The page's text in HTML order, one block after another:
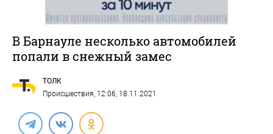
В Барнауле несколько автомобилей
попали в снежный замес
ТОЛК
Происшествия, 12:06, 18.11.2021